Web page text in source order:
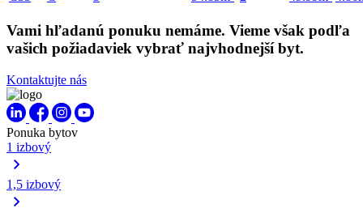
Vami hľadanú ponuku nemáme. Vieme však podľa
vašich požiadaviek vybrať najvhodnejší byt.
Kontaktujte nás
Ponuka bytov
1 izbový
1,5 izbový